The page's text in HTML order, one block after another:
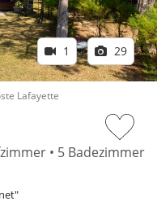
1 29
Lafayette
• 5 Badezimmer